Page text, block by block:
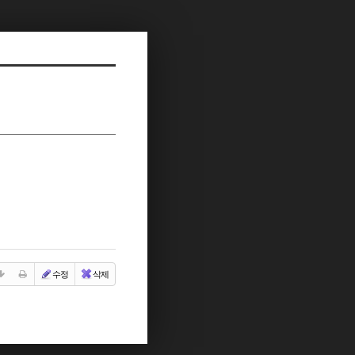
수정 삭제